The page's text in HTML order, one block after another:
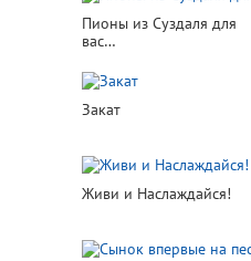
Пионы из Суздаля для
вас…
Закат
Живи и Наслаждайся!